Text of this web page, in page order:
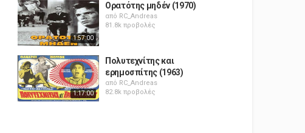
1:57:00
Ορατότης μηδέν (1970)
από RC_Andreas
81.8k προβολές
1:17:00
Πολυτεχνίτης και
ερημοσπίτης (1963)
από RC_Andreas
82.8k προβολές